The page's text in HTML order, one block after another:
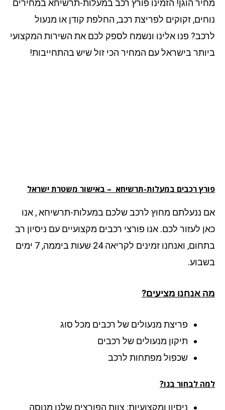
הוגן! הזמינו פורץ רכב במעלות-תרשיחא במחירים
זקוקים לפריצת רכב, החלפת קודן או מנעול
פנו אלינו ונשמח לספק לכם את השירות המקצועי
בישראל עם המחיר הכי זול שיש בהתחייבות!
רכבים במעלות-תרשיחא – באישור משטרת ישראל
ננעלתם מחוץ לרכב שלכם במעלות-תרשיחא , אנו
לעזור לכם. אנו פורצי רכבים מקצועיים עם ניסיון רב
בתחום, ואנחנו זמינים לקריאה 24 שעות ביממה, 7 ימים
אנחנו מציעים?
פריצת מנעולים של רכבים מכל סוג
תיקון מנעולים של רכבים
שכפול מפתחות לרכב
לבחור בנו?
ניסיון ומקצועיות: צוות הפורצים שלנו מנוסה